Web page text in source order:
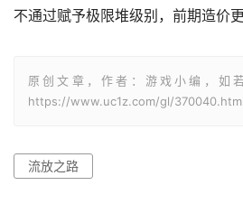
不通过赋予极限堆级别，前期造价更
原创文章，作者：游戏小编，如
https://www.uc1z.com/gl/370040.html
流放之路